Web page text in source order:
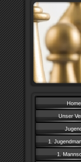
Home
Unser
1.
1.